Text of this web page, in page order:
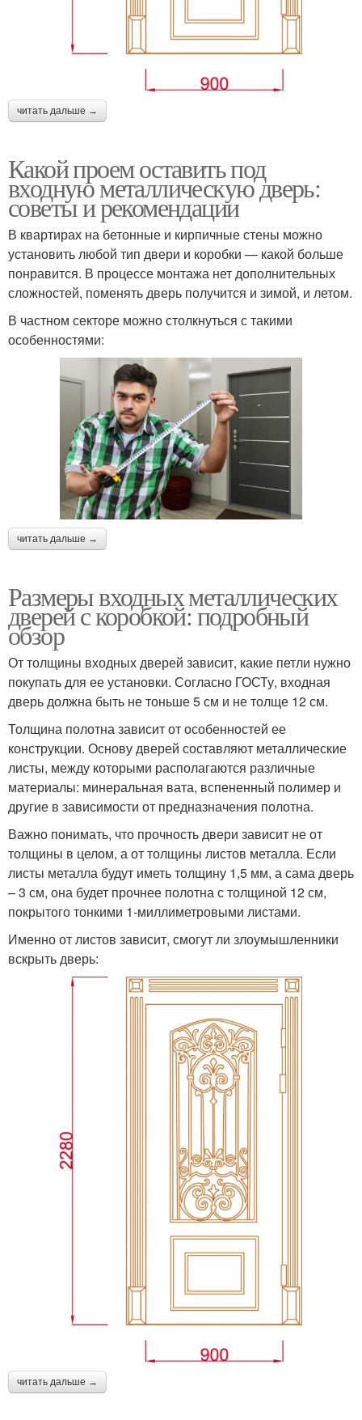
читать дальше →
Какой проем оставить под
входную металлическую дверь:
советы и рекомендации
В квартирах на бетонные и кирпичные стены можно
установить любой тип двери и коробки — какой больше
понравится. В процессе монтажа нет дополнительных
сложностей, поменять дверь получится и зимой, и летом.
В частном секторе можно столкнуться с такими
особенностями:
читать дальше →
Размеры входных металлических
дверей с коробкой: подробный
обзор
От толщины входных дверей зависит, какие петли нужно
покупать для ее установки. Согласно ГОСТу, входная
дверь должна быть не тоньше 5 см и не толще 12 см.
Толщина полотна зависит от особенностей ее
конструкции. Основу дверей составляют металлические
листы, между которыми располагаются различные
материалы: минеральная вата, вспененный полимер и
другие в зависимости от предназначения полотна.
Важно понимать, что прочность двери зависит не от
толщины в целом, а от толщины листов металла. Если
листы металла будут иметь толщину 1,5 мм, а сама дверь
– 3 см, она будет прочнее полотна с толщиной 12 см,
покрытого тонкими 1-миллиметровыми листами.
Именно от листов зависит, смогут ли злоумышленники
вскрыть дверь:
читать дальше →